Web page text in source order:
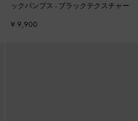
ックパンプス - ブラックテクスチャー
¥ 9,900